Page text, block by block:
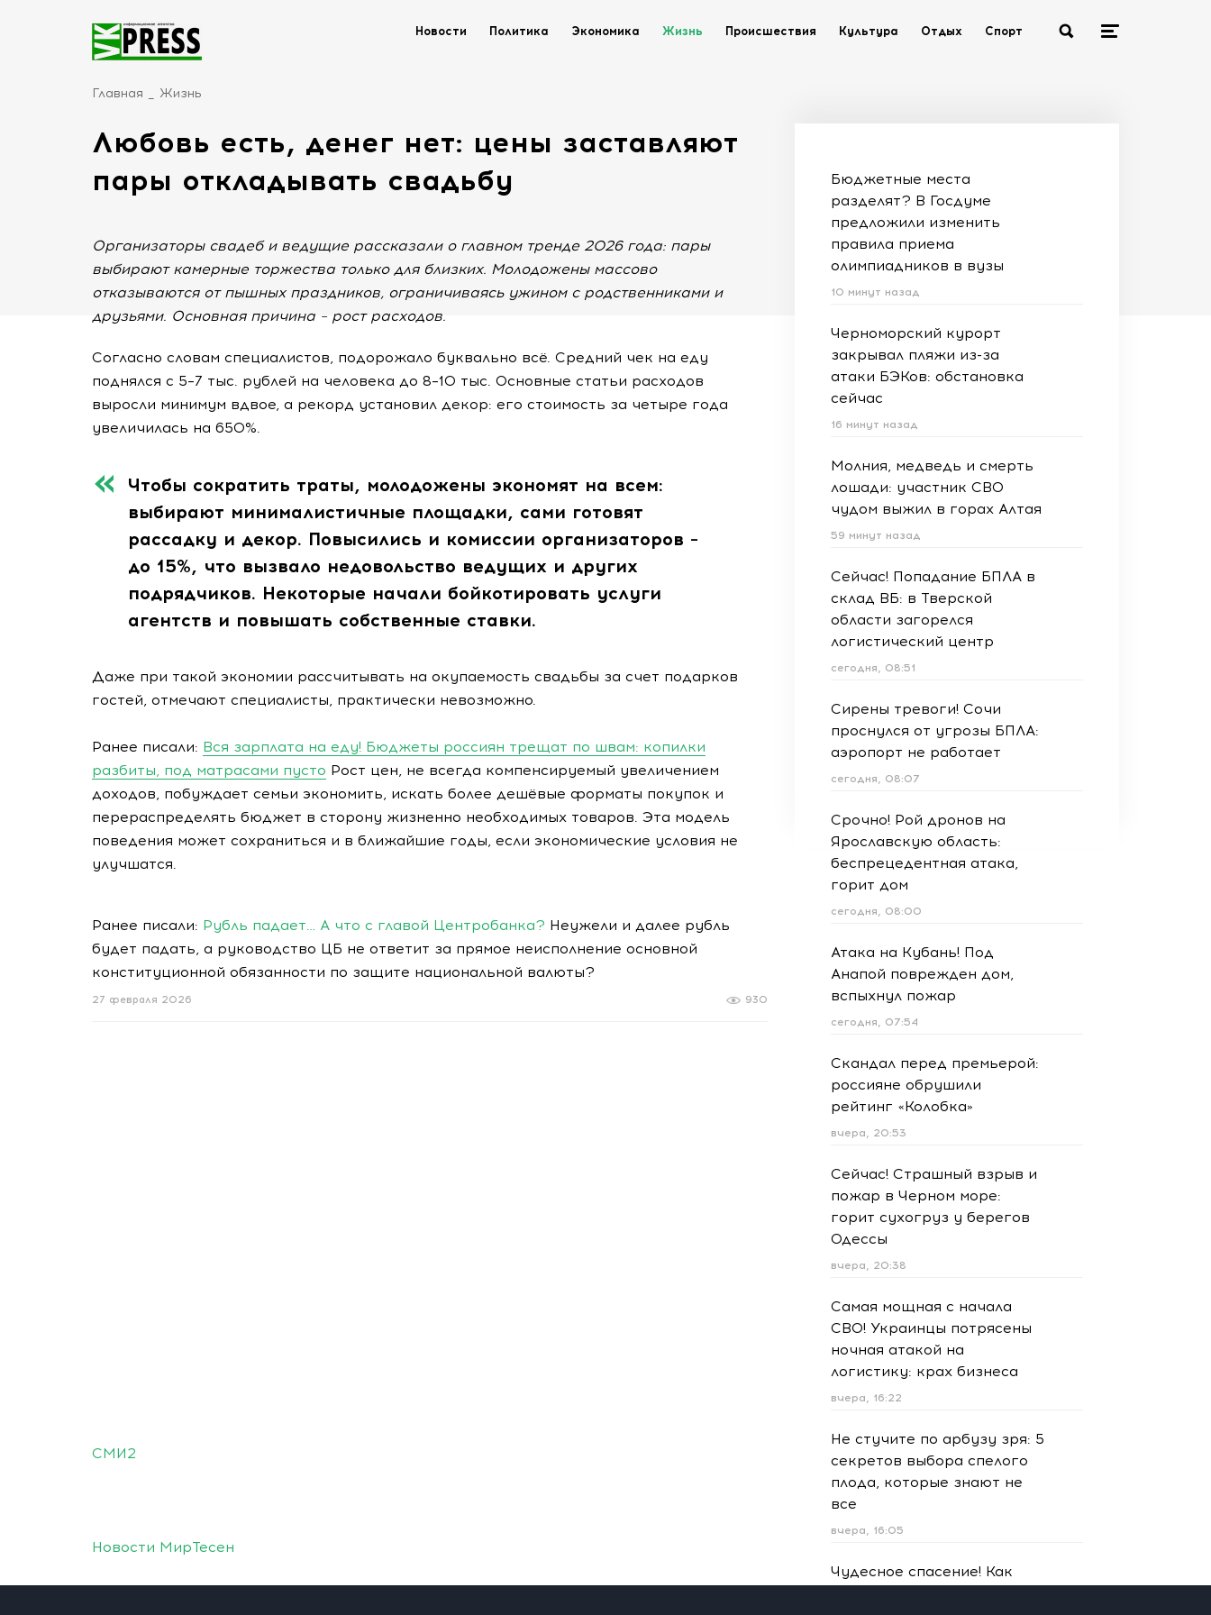
Новости Политика Экономика Жизнь Происшествия Культура Отдых Спорт
Главная Жизнь
Любовь есть, денег нет: цены заставляют
пары откладывать свадьбу
Организаторы свадеб и ведущие рассказали о главном тренде 2026 года: пары
выбирают камерные торжества только для близких. Молодожены массово
отказываются от пышных праздников, ограничиваясь ужином с родственниками и
друзьями. Основная причина – рост расходов.
Согласно словам специалистов, подорожало буквально всё. Средний чек на еду
поднялся с 5–7 тыс. рублей на человека до 8–10 тыс. Основные статьи расходов
выросли минимум вдвое, а рекорд установил декор: его стоимость за четыре года
увеличилась на 650%.
Чтобы сократить траты, молодожены экономят на всем:
выбирают минималистичные площадки, сами готовят
рассадку и декор. Повысились и комиссии организаторов –
до 15%, что вызвало недовольство ведущих и других
подрядчиков. Некоторые начали бойкотировать услуги
агентств и повышать собственные ставки.
Даже при такой экономии рассчитывать на окупаемость свадьбы за счет подарков
гостей, отмечают специалисты, практически невозможно.
Ранее писали: Вся зарплата на еду! Бюджеты россиян трещат по швам: копилки
разбиты, под матрасами пусто Рост цен, не всегда компенсируемый увеличением
доходов, побуждает семьи экономить, искать более дешёвые форматы покупок и
перераспределять бюджет в сторону жизненно необходимых товаров. Эта модель
поведения может сохраниться и в ближайшие годы, если экономические условия не
улучшатся.
Ранее писали: Рубль падает… А что с главой Центробанка? Неужели и далее рубль
будет падать, а руководство ЦБ не ответит за прямое неисполнение основной
конституционной обязанности по защите национальной валюты?
930
27 февраля 2026
Бюджетные места
разделят? В Госдуме
предложили изменить
правила приема
олимпиадников в вузы
10 минут назад
Черноморский курорт
закрывал пляжи из-за
атаки БЭКов: обстановка
сейчас
16 минут назад
Молния, медведь и смерть
лошади: участник СВО
чудом выжил в горах Алтая
59 минут назад
Сейчас! Попадание БПЛА в
склад ВБ: в Тверской
области загорелся
логистический центр
сегодня, 08:51
Сирены тревоги! Сочи
проснулся от угрозы БПЛА:
аэропорт не работает
сегодня, 08:07
Срочно! Рой дронов на
Ярославскую область:
беспрецедентная атака,
горит дом
сегодня, 08:00
Атака на Кубань! Под
Анапой поврежден дом,
вспыхнул пожар
сегодня, 07:54
Скандал перед премьерой:
россияне обрушили
рейтинг «Колобка»
вчера, 20:53
Сейчас! Страшный взрыв и
пожар в Черном море:
горит сухогруз у берегов
Одессы
вчера, 20:38
Самая мощная с начала
СВО! Украинцы потрясены
ночная атакой на
логистику: крах бизнеса
вчера, 16:22
Не стучите по арбузу зря: 5
секретов выбора спелого
плода, которые знают не
все
вчера, 16:05
Чудесное спасение! Как
СМИ2
Новости МирТесен